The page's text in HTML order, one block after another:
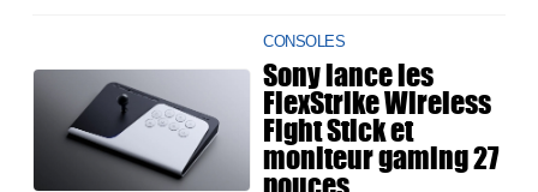
CONSOLES
Sony lance les
FlexStrike Wireless
Fight Stick et
moniteur gaming 27